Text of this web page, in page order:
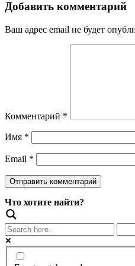
Добавить комментарий
Ваш адрес email не будет
Комментарий *
Имя *
Email *
Что хотите найти?